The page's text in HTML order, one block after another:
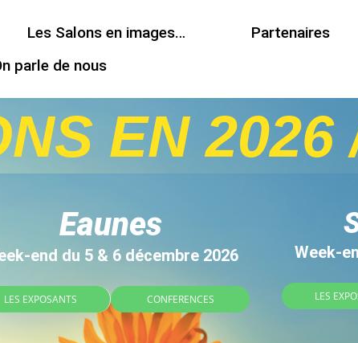
Les Salons en images…
Partenaires
parle de nous
EN 2026
Eaunes
end du 5 & 6 décembre 2026
LES EXPOSANTS CONFERENCES
Week-
LES